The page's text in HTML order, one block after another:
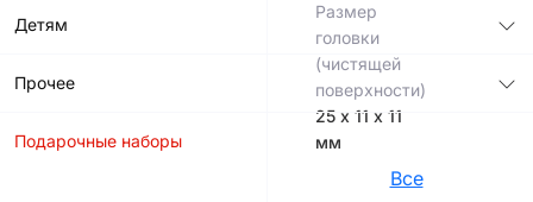
Детям
Прочее
Подарочные наборы
Размер
головки
(чистящей
поверхности)
25 х 11 х 11
мм
Все